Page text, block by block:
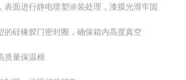
表面进行静电喷塑涂装处理，漆膜光滑牢固
的硅橡胶门密封圈，确保箱内高度真空
质量保温棉